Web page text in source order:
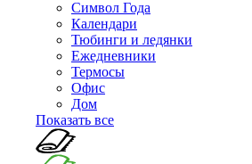
Символ Года
Календари
Тюбинги и ледянки
Ежедневники
Термосы
Офис
Дом
Показать все